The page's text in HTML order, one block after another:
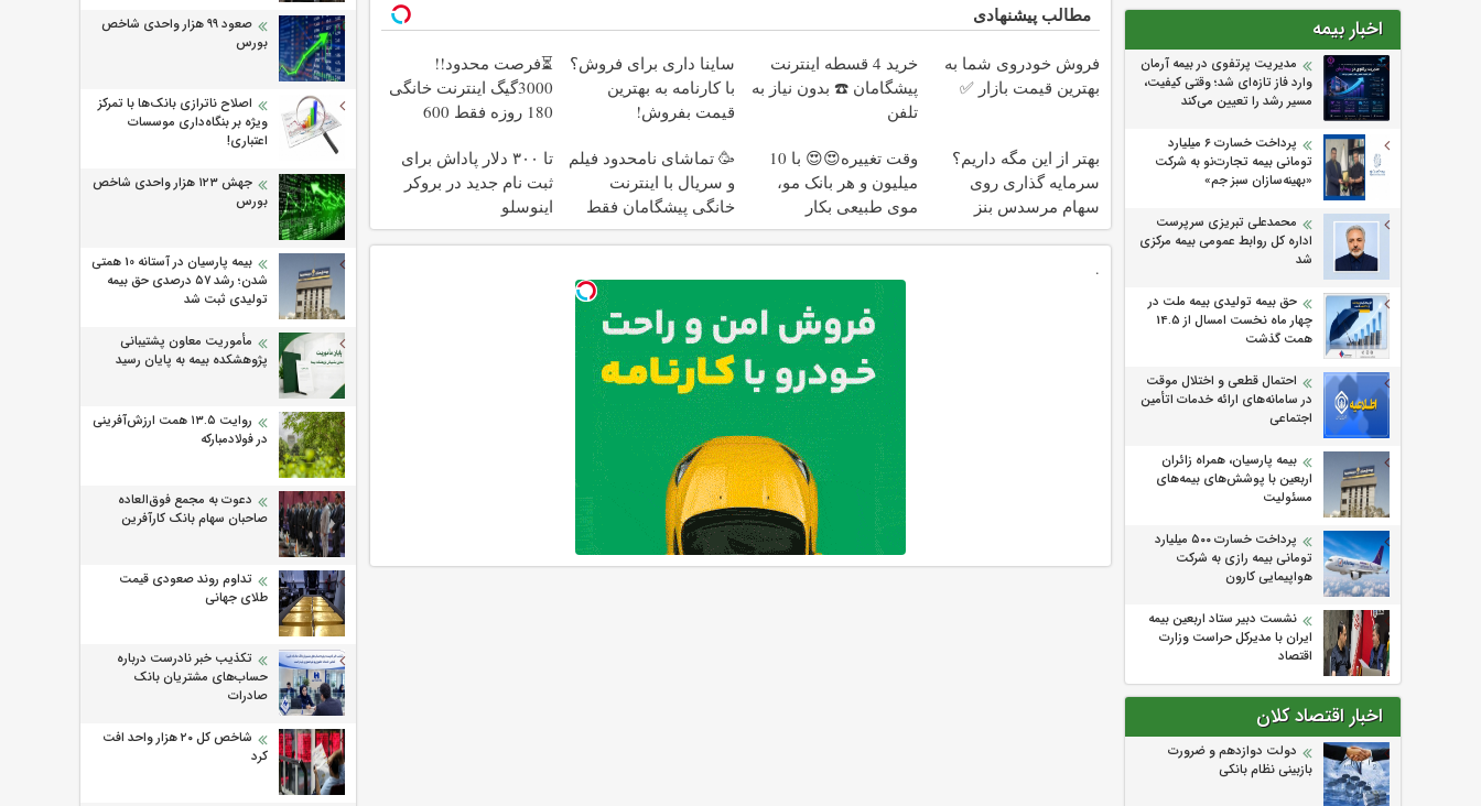
اخبار بیمه
مدیریت پرتفوی در بیمه آرمان
وارد فاز تازه‌ای شد؛ وقتی کیفیت،
مسیر رشد را تعیین می‌کند
پرداخت خسارت ۶ میلیارد
تومانی بیمه تجارت‌نو به شرکت
«بهینه‌سازان سبز جم»
محمدعلی تبریزی سرپرست
اداره كل روابط عمومی بیمه مركزی
شد
حق بیمه تولیدی بیمه ملت در
چهار ماه نخست امسال از 14.5
همت گذشت
احتمال قطعی و اختلال موقت
در سامانه‌های ارائه خدمات اتأمین
اجتماعی
بیمه پارسیان، همراه زائران
اربعین با پوشش‌های بیمه‌های
مسئولیت
پرداخت خسارت ۵۰۰ میلیارد
تومانی بیمه رازی به شرکت
هواپیمایی کارون
نشست دبیر ستاد اربعین بیمه
ایران با مدیرکل حراست وزارت
اقتصاد
اخبار اقتصاد کلان
دولت دوازدهم و ضرورت
بازبینی نظام بانکی
مطالب پیشنهادی
فروش خودروی شما به
بهترین قیمت بازار ✅
خرید 4 قسطه اینترنت
پیشگامان ☎️ بدون نیاز به
تلفن
ساینا داری برای فروش؟
با کارنامه به بهترین
قیمت بفروش!
⏳فرصت محدود!!
3000گیگ اینترنت خانگی
180 روزه فقط 600
بهتر از این مگه داریم؟
سرمایه گذاری روی
سهام مرسدس بنز
وقت تغییره😍😍 با 10
میلیون و هر بانک مو،
موی طبیعی بکار
🥳 تماشای نامحدود فیلم
و سریال با اینترنت
خانگی پیشگامان فقط
ماهی 100
تا ۳۰۰ دلار پاداش برای
ثبت نام جدید در بروکر
اینوسلو
.
صعود ۹۹ هزار واحدی شاخص
بورس
اصلاح ناترازی بانک‌ها با تمرکز
ویژه بر بنگاه‌داری موسسات
اعتباری!
جهش ۱۲۳ هزار واحدی شاخص
بورس
بیمه پارسیان در آستانه 10 همتی
شدن؛ رشد ۵۷ درصدی حق بیمه
تولیدی ثبت شد
مأموریت معاون پشتیبانی
پژوهشكده بیمه به پایان رسید
روایت ۱۳.۵ همت ارزش‌آفرینی
در فولادمبارکه
دعوت به مجمع فوق‌العاده
صاحبان سهام بانک کارآفرین
تداوم روند صعودی قیمت
طلای جهانی
تکذیب خبر نادرست درباره
حساب‌های مشتریان بانک
صادرات
شاخص کل ۲۰ هزار واحد افت
کرد